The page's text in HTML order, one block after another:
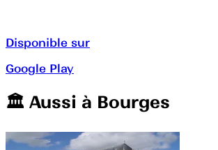
Disponible sur
Google Play
🏛️️ Aussi à Bourges